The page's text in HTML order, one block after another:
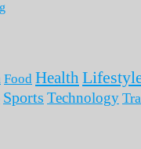
Food Health
Sports Technology